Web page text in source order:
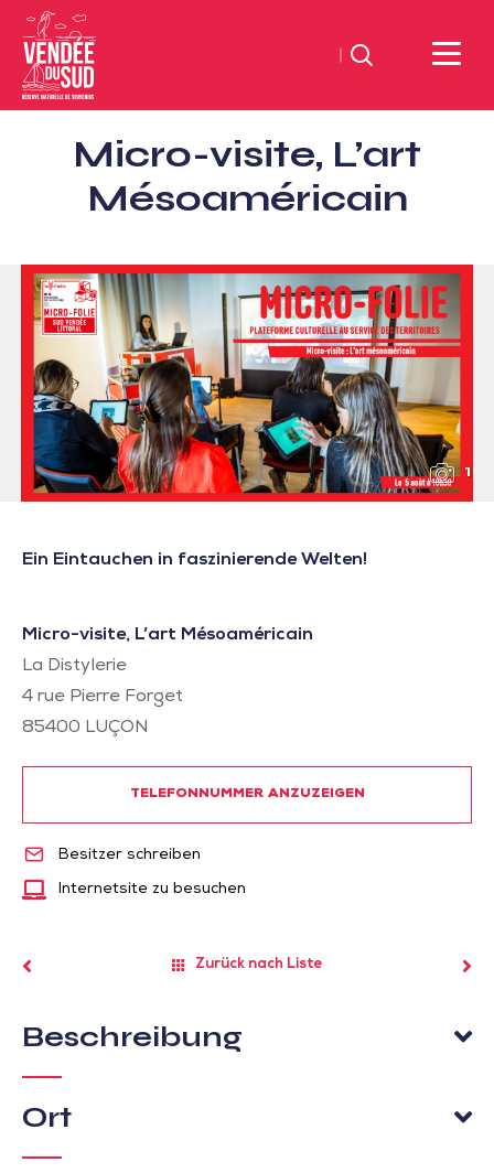
Sud
Vendée
TourismusSüd
Küste
Suchen
Micro-visite, L’art
Mésoaméricain
1
Ein Eintauchen in faszinierende Welten!
Micro-visite, L’art Mésoaméricain
La Distylerie
4 rue Pierre Forget
85400 LUÇON
TELEFONNUMMER ANZUZEIGEN
Besitzer schreiben
Internetsite zu besuchen
Zurück nach Liste
Beschreibung
Ort